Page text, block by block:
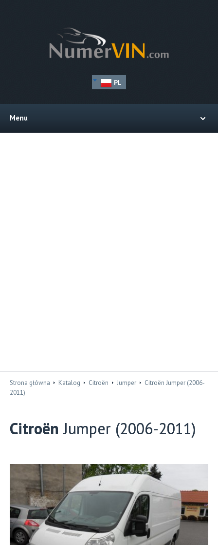
PL
Menu
Strona główna Katalog Citroën Jumper
Citroën Jumper (2006-
2011)
Citroën Jumper (2006-2011)